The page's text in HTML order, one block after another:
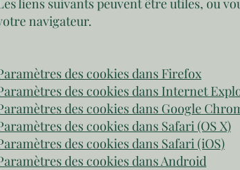
liens suivants peuvent être utiles, ou
navigateur.
des cookies dans Firefox
des cookies dans Internet
des cookies dans Google
des cookies dans Safari (OS X)
des cookies dans Safari (iOS)
des cookies dans Android